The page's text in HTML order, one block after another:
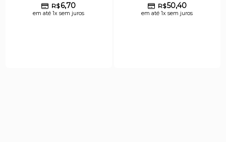
R$6,70
em até 1x sem juros
R$50,40
em até 1x sem juros